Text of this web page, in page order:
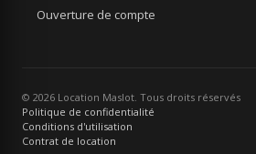
Ouverture de compte
© 2026 Location Maslot. Tous droits réservés
Politique de confidentialité
Conditions d'utilisation
Contrat de location